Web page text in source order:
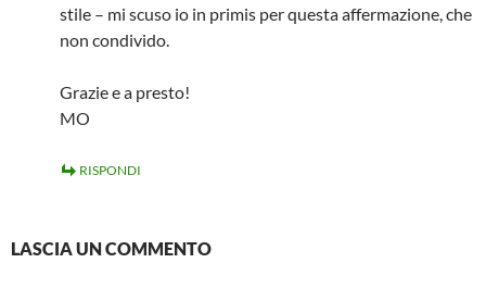
stile – mi scuso io in primis per questa affermazione, che
non condivido.
Grazie e a presto!
MO
RISPONDI
LASCIA UN COMMENTO